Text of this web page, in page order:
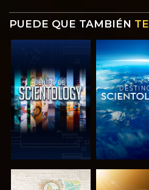
PUEDE QUE TAMBIÉN TE